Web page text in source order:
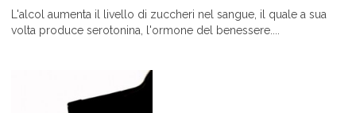
L'alcol aumenta il livello di zuccheri nel sangue, il quale a sua
volta produce serotonina, l'ormone del benessere....